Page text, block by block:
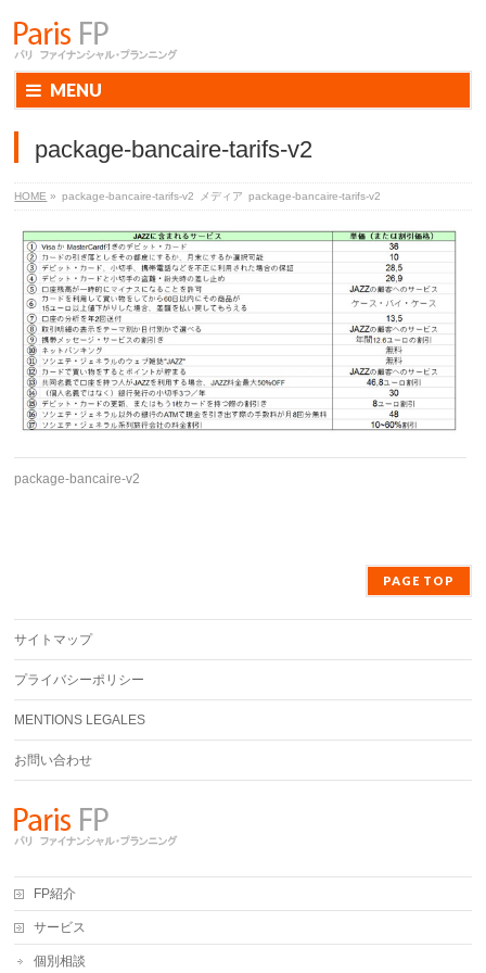
MENU
package-bancaire-tarifs-v2
HOME » package-bancaire-tarifs-v2 メディア package-bancaire-tarifs-v2
package-bancaire-v2
PAGE TOP
サイトマップ
プライバシーポリシー
MENTIONS LEGALES
お問い合わせ
FP紹介
サービス
個別相談